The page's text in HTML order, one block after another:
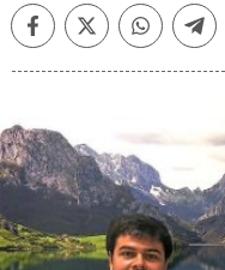
FacebookTwitter